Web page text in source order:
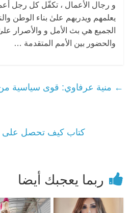
و رجال الأعمال ، تكفّل كل رجل
يعلمهم ويدربهم علىٰ بناء الوطن
الجميع هي بث الأمل و والأصرار
والحضور بين الأمم المتقدمة …
← منية عرفاوي: قوى سياسية
كتاب كيف تحصل على
ربما يعجبك أيضا